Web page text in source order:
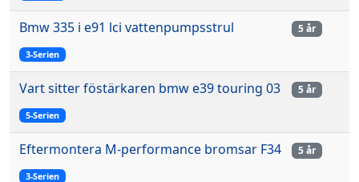
Bmw 335 i e91 lci vattenpumpsstrul
3-Serien
5 år
Vart sitter föstärkaren bmw e39 touring 03
5-Serien
5 år
Eftermontera M-performance bromsar F34
3-Serien
5 år